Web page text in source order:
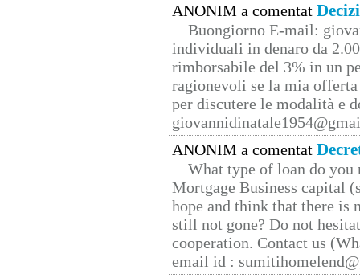
ANONIM a comentat
Buongiorno E-mail:
individuali in denaro da
rimborsabile del 3% in un
ragionevoli se la mia
per discutere le modalità e
ANONIM a comentat
What type of loan do you
Mortgage Business capital
hope and think that there is
still not gone? Do not
cooperation. Contact us
email id :